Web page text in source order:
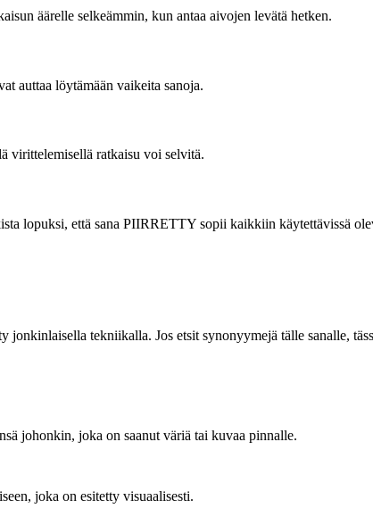
äärelle selkeämmin, kun antaa aivojen levätä hetken.
auttaa löytämään vaikeita sanoja.
virittelemisellä ratkaisu voi selvitä.
lopuksi, että sana PIIRRETTY sopii kaikkiin käytettävissä
tekniikalla. Jos etsit synonyymejä tälle sanalle,
johonkin, joka on saanut väriä tai kuvaa pinnalle.
joka on esitetty visuaalisesti.